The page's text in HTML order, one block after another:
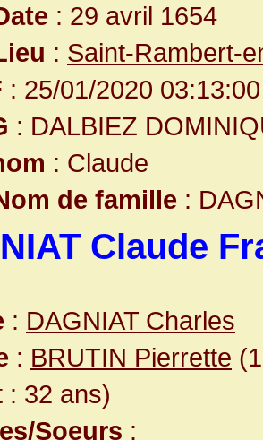
: 29 avril 1654
: Saint-Rambert-
: 25/01/2020 03:13:00
: DALBIEZ
: Claude
de famille :
Claude
: DAGNIAT Charles
: BRUTIN Pierrette
: 32 ans)
Soeurs :